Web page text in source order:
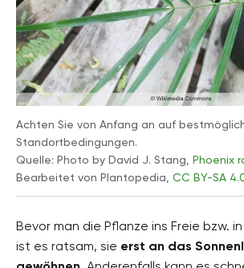
Achten Sie von Anfang an auf
Standortbedingungen.
Quelle: Photo by David J. Stang, Phoenix
Bearbeitet von Plantopedia, CC BY-SA
Bevor man die Pflanze ins Freie bzw.
ist es ratsam, sie erst an das